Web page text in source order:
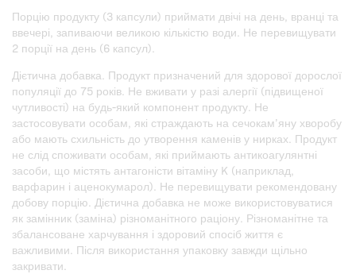
Порцію продукту (3 капсули) приймати двічі на день, вранці та
ввечері, запиваючи великою кількістю води. Не перевищувати
2 порції на день (6 капсул).
Дієтична добавка. Продукт призначений для здорової дорослої
популяції до 75 років. Не вживати у разі алергії (підвищеної
чутливості) на будь-який компонент продукту. Не
застосовувати особам, які страждають на сечокам’яну хворобу
або мають схильність до утворення каменів у нирках. Продукт
не слід споживати особам, які приймають антикоагулянтні
засоби, що містять антагоністи вітаміну K (наприклад,
варфарин і аценокумарол). Не перевищувати рекомендовану
добову порцію. Дієтична добавка не може використовуватися
як замінник (заміна) різноманітного раціону. Різноманітне та
збалансоване харчування і здоровий спосіб життя є
важливими. Після використання упаковку завжди щільно
закривати.